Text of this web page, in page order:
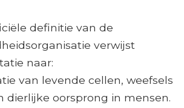
definitie van de
verwijst
naar:
van levende cellen, weefsels
dierlijke oorsprong in mensen.